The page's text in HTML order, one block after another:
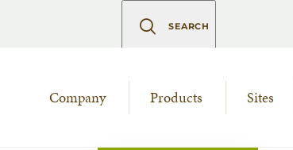
SEARCH
Company Products Sites